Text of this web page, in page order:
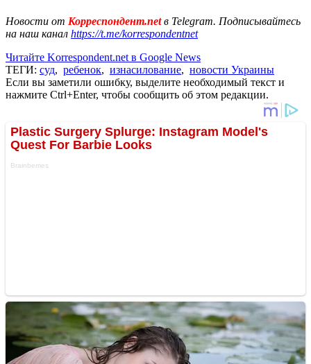
Новости от Корреспондент.netв Telegram. Подписывайтесь
на наш канал https://t.me/korrespondentnet
Читайте Korrespondent.net в Google News
ТЕГИ: суд, ребенок, изнасилование, новости Украины
Если вы заметили ошибку, выделите необходимый текст и
нажмите Ctrl+Enter, чтобы сообщить об этом редакции.